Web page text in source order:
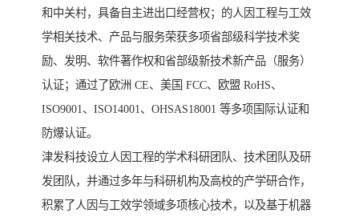
和中关村，具备自主进出口经营权；的人因工程与工效
学相关技术、产品与服务荣获多项省部级科学技术奖
励、发明、软件著作权和省部级新技术新产品（服务）
认证；通过了欧洲 CE、美国 FCC、欧盟 RoHS、
ISO9001、ISO14001、OHSAS18001 等多项国际认证和
防爆认证。
津发科技设立人因工程的学术科研团队、技术团队及研
发团队，并通过多年与科研机构及高校的产学研合作，
积累了人因与工效学领域多项核心技术，以及基于机器